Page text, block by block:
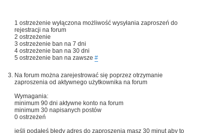
1 ostrzeżenie wyłączona możliwość wysyłania zaproszeń do
rejestracji na forum
2 ostrzeżenie
3 ostrzeżenie ban na 7 dni
4 ostrzeżenie ban na 30 dni
5 ostrzeżenie ban na zawsze #
Na forum można zarejestrować się poprzez otrzymanie
zaproszenia od aktywnego użytkownika na forum
Wymagania:
minimum 90 dni aktywne konto na forum
minimum 30 napisanych postów
0 ostrzeżeń
jeśli podałeś błędy adres do zaproszenia masz 30 minut aby to